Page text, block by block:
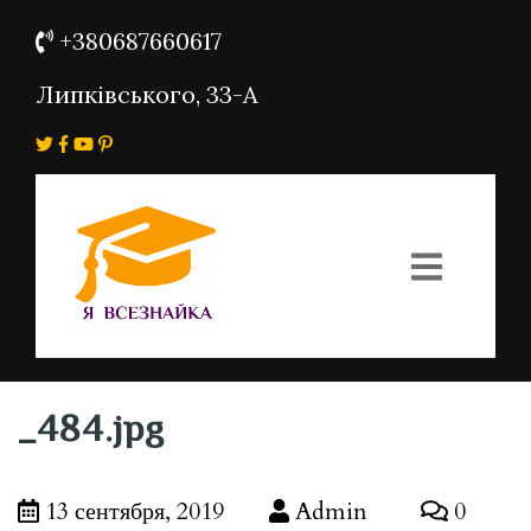
+380687660617
Липківського, 33-А
_484.jpg
13 сентября, 2019 Admin 0